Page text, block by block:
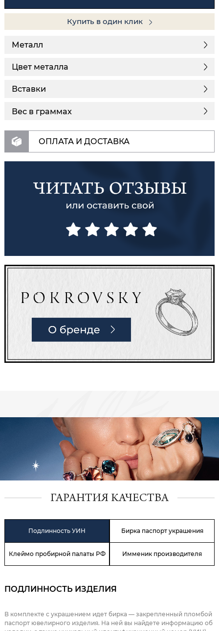
Купить в один клик
Металл
Цвет металла
Вставки
Вес в граммах
ОПЛАТА И ДОСТАВКА
ГАРАНТИЯ КАЧЕСТВА
Подлинность УИН Бирка паспорт украшения
Клеймо пробирной палаты РФ Имменик производителя
ПОДЛИННОСТЬ ИЗДЕЛИЯ
В комплекте с украшением идет бирка — закрепленный пломбой
паспорт ювелирного изделия. На ней вы найдете информацию об